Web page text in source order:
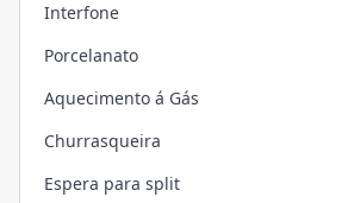
Interfone
Porcelanato
Aquecimento á Gás
Churrasqueira
Espera para split